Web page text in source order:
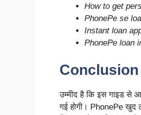
How to get
PhonePe se
Instant loan
PhonePe loan
Conclusion
उम्मीद है कि इस गाइड से
गई होगी। PhonePe खुद